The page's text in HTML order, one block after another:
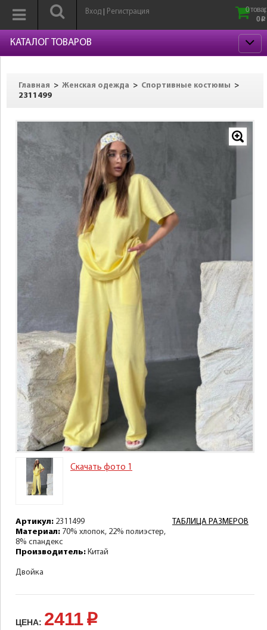
Вход Регистрация
0
0 p
КАТАЛОГ ТОВАРОВ
Главная > Женская одежда > Спортивные костюмы
>
2311499
Скачать фото 1
ТАБЛИЦА РАЗМЕРОВ
Артикул: 2311499
Материал: 70% хлопок, 22% полиэстер,
8% спандекс
Производитель: Китай
Двойка
ЦЕНА: 2411 p